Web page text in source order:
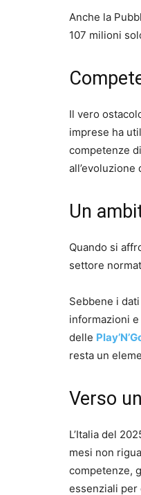
Anche la
107 milioni
Il vero
imprese ha
competenze
all’evoluzione
Un
Quando si
settore
Sebbene i
informazioni
delle
resta un
Verso
L’Italia del
mesi non
competenze,
essenziali per